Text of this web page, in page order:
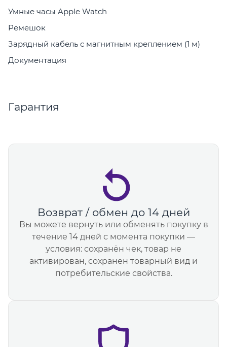
Умные часы Apple Watch
Ремешок
Зарядный кабель с магнитным креплением (1 м)
Документация
Гарантия
Возврат / обмен до 14 дней
Вы можете вернуть или обменять покупку в
течение 14 дней с момента покупки —
условия: сохранён чек, товар не
активирован, сохранен товарный вид и
потребительские свойства.